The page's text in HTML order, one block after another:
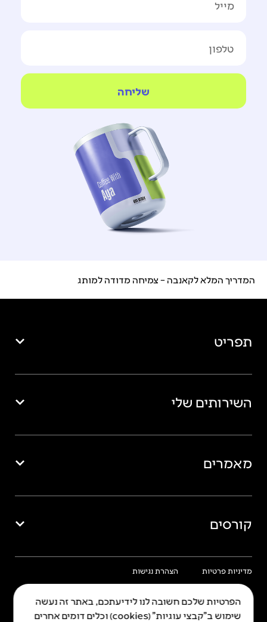
שליחה
המדריך המלא לקאנבה – צמיחה מדודה למותג
תפריט
השירותים שלי
מאמרים
קורסים
מדיניות פרטיות הצהרת נגישות
הפרטיות שלכם חשובה לנו לידיעתכם, באתר זה נעשה
שימוש ב"קבצי עוגיות" (cookies) וכלים דומים אחרים